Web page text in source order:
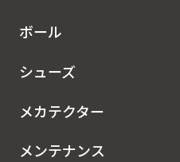
ボール
シューズ
メカテクター
メンテナンス